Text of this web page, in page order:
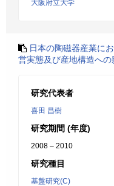
大阪府立大学
日本の陶磁器産業に
営実態及び産地構造への
研究代表者
喜田 昌樹
研究期間 (年度)
2008 – 2010
研究種目
基盤研究(C)